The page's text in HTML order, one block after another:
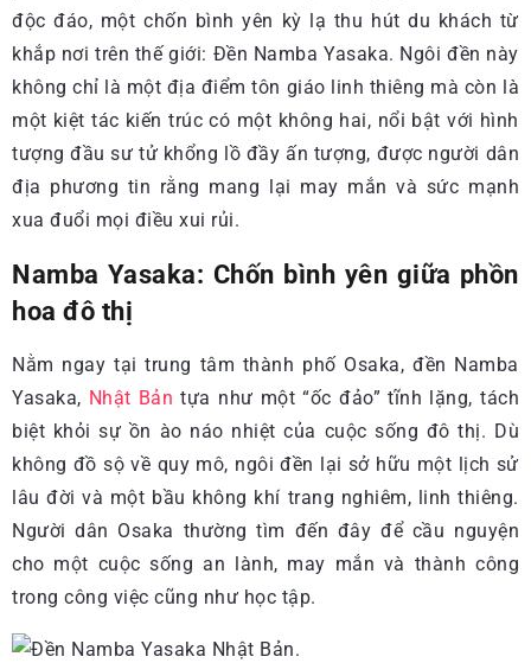
độc đáo, một chốn bình yên kỳ lạ thu hút du khách từ
khắp nơi trên thế giới: Đền Namba Yasaka. Ngôi đền này
không chỉ là một địa điểm tôn giáo linh thiêng mà còn là
một kiệt tác kiến trúc có một không hai, nổi bật với hình
tượng đầu sư tử khổng lồ đầy ấn tượng, được người dân
địa phương tin rằng mang lại may mắn và sức mạnh
xua đuổi mọi điều xui rủi.
Namba Yasaka: Chốn bình yên giữa phồn
hoa đô thị
Nằm ngay tại trung tâm thành phố Osaka, đền Namba
Yasaka, Nhật Bản tựa như một “ốc đảo” tĩnh lặng, tách
biệt khỏi sự ồn ào náo nhiệt của cuộc sống đô thị. Dù
không đồ sộ về quy mô, ngôi đền lại sở hữu một lịch sử
lâu đời và một bầu không khí trang nghiêm, linh thiêng.
Người dân Osaka thường tìm đến đây để cầu nguyện
cho một cuộc sống an lành, may mắn và thành công
trong công việc cũng như học tập.